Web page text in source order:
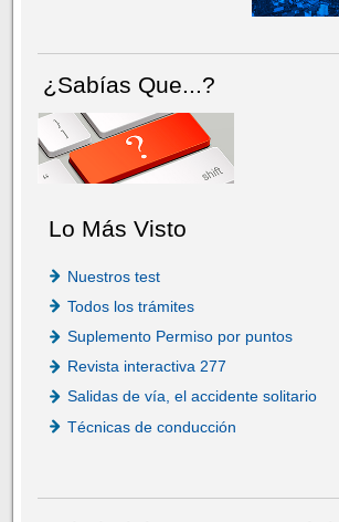
¿Sabías Que...?
Lo Más Visto
Nuestros test
Todos los trámites
Suplemento Permiso por puntos
Revista interactiva 277
Salidas de vía, el accidente solitario
Técnicas de conducción